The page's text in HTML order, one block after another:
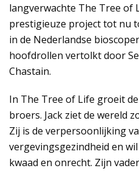
langverwachte The Tree of
prestigieuze project tot nu
in de Nederlandse
hoofdrollen vertolkt door
Chastain.
In The Tree of Life groeit
broers. Jack ziet de wereld
Zij is de verpersoonlijking
vergevingsgezindheid en
kwaad en onrecht. Zijn